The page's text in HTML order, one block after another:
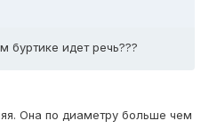
буртике идет речь???
Она по диаметру больше чем